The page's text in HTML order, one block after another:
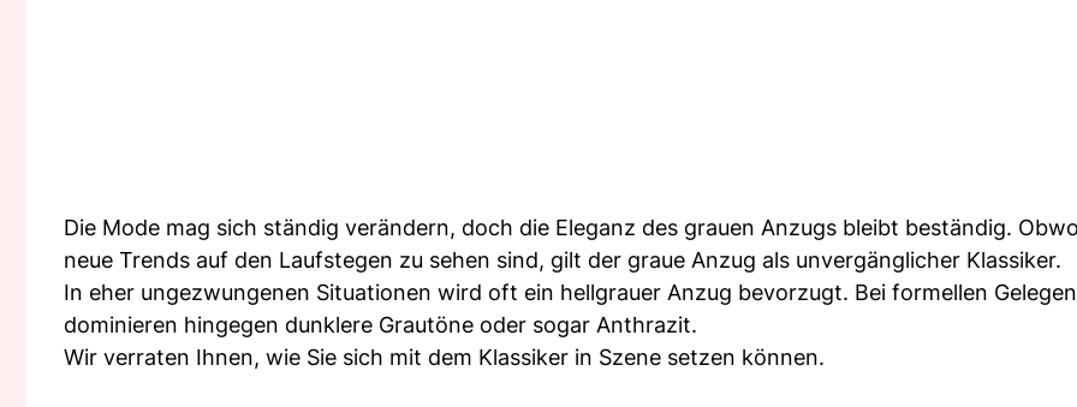
Die Mode mag sich ständig verändern, doch die Eleganz des grauen Anzugs bleibt beständig.
neue Trends auf den Laufstegen zu sehen sind, gilt der graue Anzug als unvergänglicher Klassiker.
In eher ungezwungenen Situationen wird oft ein hellgrauer Anzug bevorzugt. Bei formellen
dominieren hingegen dunklere Grautöne oder sogar Anthrazit.
Wir verraten Ihnen, wie Sie sich mit dem Klassiker in Szene setzen können.